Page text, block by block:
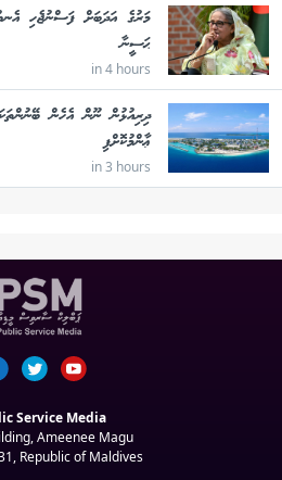
މަރުގެ އަދަބަށް ފަސްނުޖެހި
ޙަސީނާ
in 4 hours
ދިރިއުޅުން ނޫން އެހެން
ޢާންމުކޮށްފި
in 3 hours
Service Media
Ameenee Magu
Republic of Maldives